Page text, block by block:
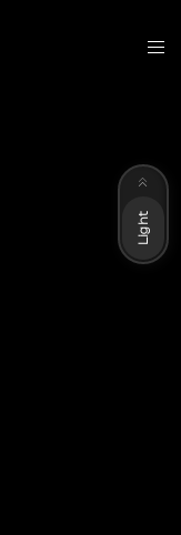
Light
Dark